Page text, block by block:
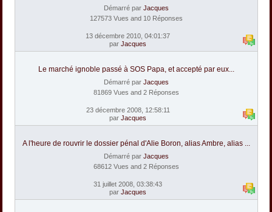
Démarré par Jacques
127573 Vues and 10 Réponses
13 décembre 2010, 04:01:37
par Jacques
Le marché ignoble passé à SOS Papa, et accepté par eux...
Démarré par Jacques
81869 Vues and 2 Réponses
23 décembre 2008, 12:58:11
par Jacques
A l'heure de rouvrir le dossier pénal d'Alie Boron, alias Ambre, alias ...
Démarré par Jacques
68612 Vues and 2 Réponses
31 juillet 2008, 03:38:43
par Jacques